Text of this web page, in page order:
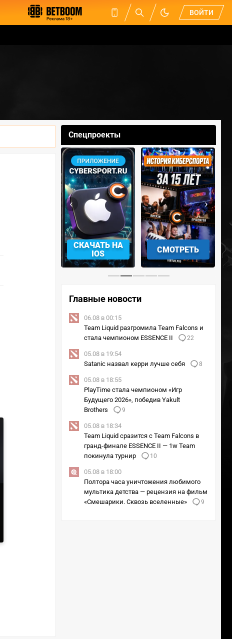
ВОЙТИ
Спецпроекты
СМОТРЕТЬ УЧАСТВОВАТЬ
‹ ›
Главные новости
06.08 в 00:15
Team Liquid разгромила Team Falcons и
стала чемпионом ESSENCE II
22
05.08 в 19:54
Satanic назвал керри лучше себя
8
05.08 в 18:55
PlayTime стала чемпионом «Игр
Будущего 2026», победив Yakult
Brothers
9
05.08 в 18:34
Team Liquid сразится с Team Falcons в
гранд-финале ESSENCE II — 1w Team
покинула турнир
10
05.08 в 18:00
Полтора часа уничтожения любимого
мультика детства — рецензия на фильм
«Смешарики. Сквозь вселенные»
9